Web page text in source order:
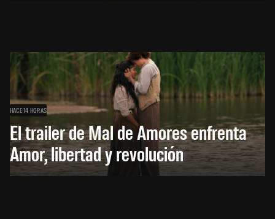
HACE 14 HORAS
El trailer de Mal de Amores enfrenta
Amor, libertad y revolución